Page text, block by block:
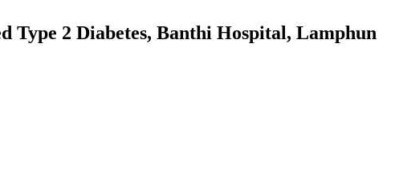
Type 2 Diabetes, Banthi Hospital, Lamphun